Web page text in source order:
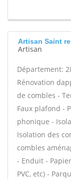
Artisan Saint
Artisan
Département:
Rénovation
de combles -
Faux plafond -
phonique -
Isolation des
combles
- Enduit -
PVC, etc) -